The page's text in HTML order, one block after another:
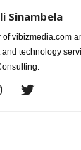
Sinambela
vibizmedia.com
technology